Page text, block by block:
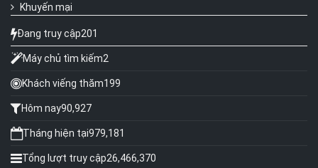
Khuyến mại
Đang truy cập201
Máy chủ tìm kiếm2
Khách viếng thăm199
Hôm nay90,927
Tháng hiện tại979,181
Tổng lượt truy cập26,466,370